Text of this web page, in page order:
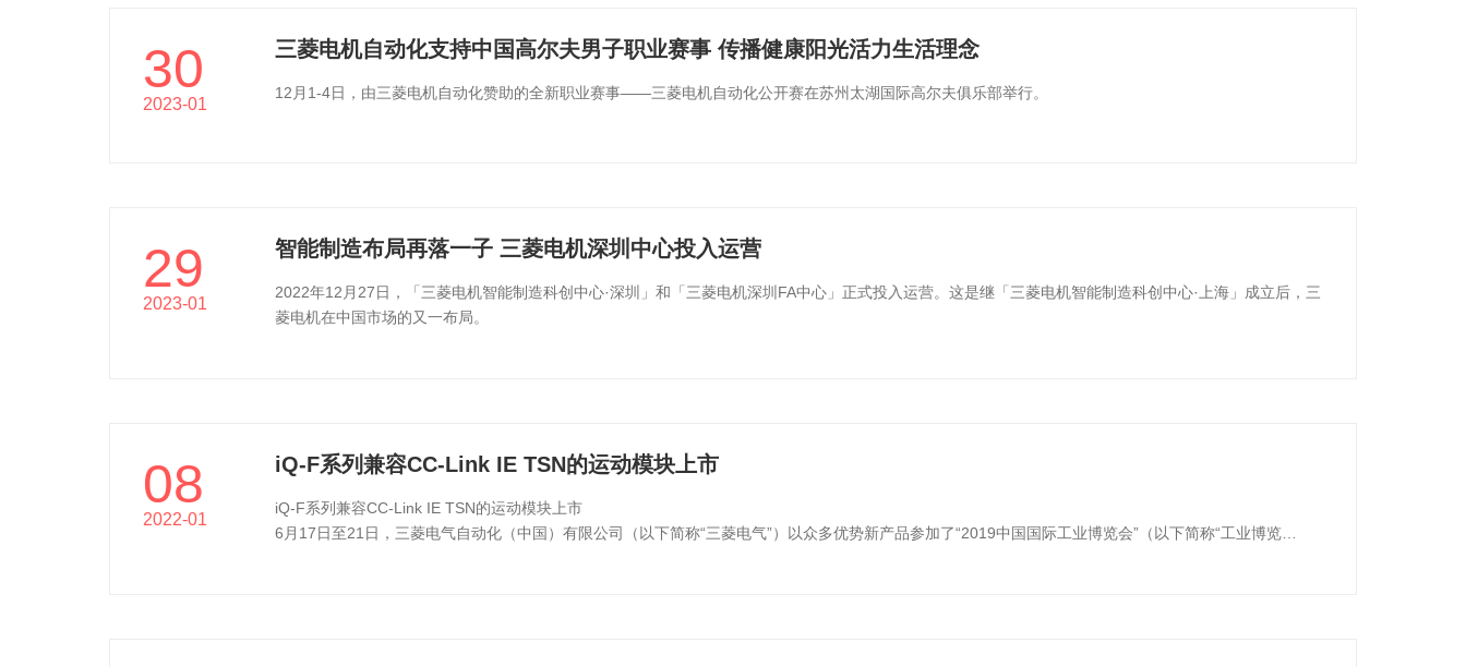
30
2023-01
三菱电机自动化支持中国高尔夫男子职业赛事 传播健康阳光活力生活理念
12月1-4日，由三菱电机自动化赞助的全新职业赛事——三菱电机自动化公开赛在苏州太湖国际高尔夫俱乐部举行。
29
2023-01
智能制造布局再落一子 三菱电机深圳中心投入运营
2022年12月27日，「三菱电机智能制造科创中心·深圳」和「三菱电机深圳FA中心」正式投入运营。这是继「三菱电机智能制造科创中心·上海」成立后，三
菱电机在中国市场的又一布局。
08
2022-01
iQ-F系列兼容CC-Link IE TSN的运动模块上市
iQ-F系列兼容CC-Link IE TSN的运动模块上市
6月17日至21日，三菱电气自动化（中国）有限公司（以下简称“三菱电气”）以众多优势新产品参加了“2019中国国际工业博览会”（以下简称“工业博览